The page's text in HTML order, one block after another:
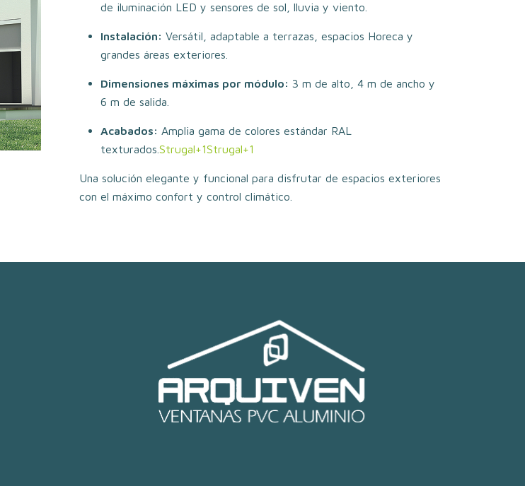
de iluminación LED y sensores de sol, lluvia y viento.
Instalación: Versátil, adaptable a terrazas, espacios Horeca y
grandes áreas exteriores.
Dimensiones máximas por módulo: 3 m de alto, 4 m de ancho y
6 m de salida.
Acabados: Amplia gama de colores estándar RAL
texturados. Strugal+1Strugal+1
Una solución elegante y funcional para disfrutar de espacios exteriores
con el máximo confort y control climático.